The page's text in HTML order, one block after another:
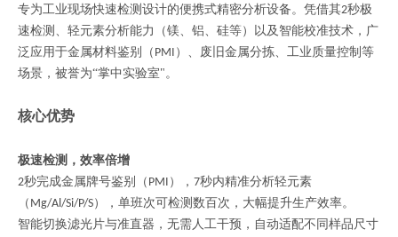
专为工业现场快速检测设计的便携式精密分析设备。凭借其2秒极
速检测、轻元素分析能力（镁、铝、硅等）以及智能校准技术，广
泛应用于金属材料鉴别（ PMI ）、废旧金属分拣、工业质量控制等
场景，被誉为“掌中实验室"。
核心优势
极速检测，效率倍增
2秒完成金属牌号鉴别（ PMI ）， 7秒内精准分析轻元素
（ Mg/Al/Si/P/S），单班次可检测数百次，大幅提升生产效率。
智能切换滤光片与准直器，无需人工干预，自动适配不同样品尺寸